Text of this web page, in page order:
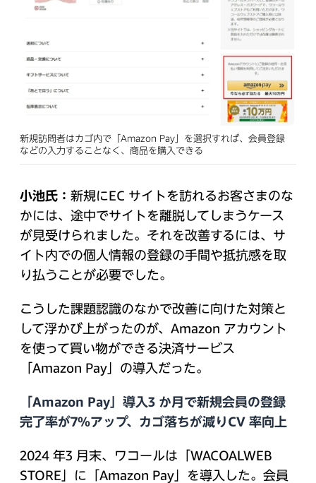
新規訪問者はカゴ内で「Amazon Pay」を選択すれば、会員登録
などの入力することなく、商品を購入できる
小池氏： 新規にEC サイトを訪れるお客さまのな
かには、途中でサイトを離脱してしまうケース
が見受けられました。それを改善するには、サ
イト内での個人情報の登録の手間や抵抗感を取
り払うことが必要でした。
こうした課題認識のなかで改善に向けた対策と
して浮かび上がったのが、Amazon アカウント
を使って買い物ができる決済サービス
「Amazon Pay」の導入だった。
「Amazon Pay」導入3 か月で新規会員の登録
完了率が7%アップ、カゴ落ちが減りCV 率向上
2024 年3 月末、ワコールは「WACOALWEB
STORE」に「Amazon Pay」を導入した。会員